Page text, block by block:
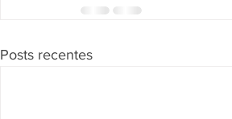
Posts recentes